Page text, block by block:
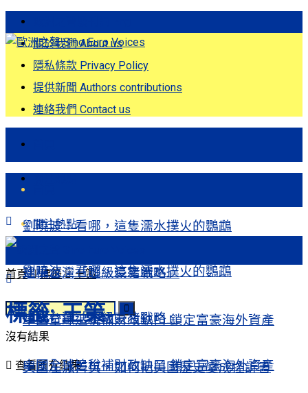
關於我們 About us
隱私條款 Privacy Policy
提供新聞 Authors contributions
連絡我們 Contact us
劉曉波：看哪，這隻濡水撲火的鸚鵡
建構台灣「超級豪豬戰略」
中國全球追稅補財政缺口 鎖定富豪海外資產
美國左派菁英，如何把美國歷史變成控訴書
關注熱點
劉曉波：看哪，這隻濡水撲火的鸚鵡
建構台灣「超級豪豬戰略」
中國全球追稅補財政缺口 鎖定富豪海外資產
沒有結果
查看所有結果
首頁 標籤 王策
標籤:王策